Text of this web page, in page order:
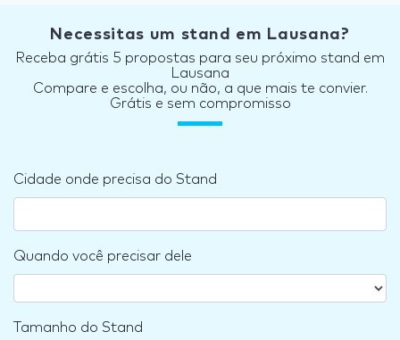
Necessitas um stand em Lausana?
Receba grátis 5 propostas para seu próximo stand em
Lausana
Compare e escolha, ou não, a que mais te convier.
Grátis e sem compromisso
Cidade onde precisa do Stand
Quando você precisar dele
Tamanho do Stand